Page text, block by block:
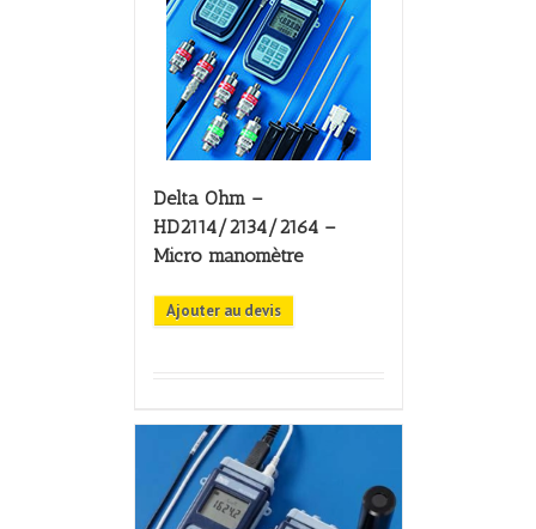
Delta Ohm –
HD2114/2134/2164 –
Micro manomètre
Ajouter au devis